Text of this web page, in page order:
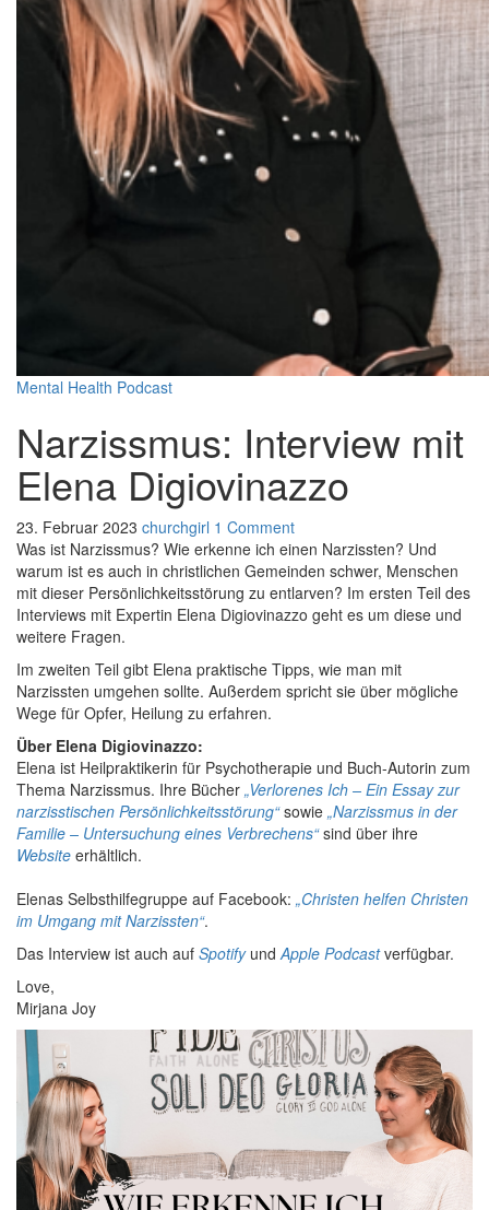
Mental Health Podcast
Narzissmus: Interview mit
Elena Digiovinazzo
23. Februar 2023 churchgirl 1 Comment
Was ist Narzissmus? Wie erkenne ich einen Narzissten? Und
warum ist es auch in christlichen Gemeinden schwer, Menschen
mit dieser Persönlichkeitsstörung zu entlarven? Im ersten Teil des
Interviews mit Expertin Elena Digiovinazzo geht es um diese und
weitere Fragen.
Im zweiten Teil gibt Elena praktische Tipps, wie man mit
Narzissten umgehen sollte. Außerdem spricht sie über mögliche
Wege für Opfer, Heilung zu erfahren.
Über Elena Digiovinazzo:
Elena ist Heilpraktikerin für Psychotherapie und Buch-Autorin zum
Thema Narzissmus. Ihre Bücher „Verlorenes Ich – Ein Essay zur
narzisstischen Persönlichkeitsstörung“ sowie „Narzissmus in der
Familie – Untersuchung eines Verbrechens“sind über ihre
Website erhältlich.
Elenas Selbsthilfegruppe auf Facebook: „Christen helfen Christen
im Umgang mit Narzissten“.
Das Interview ist auch auf SpotifyundApple Podcastverfügbar.
Love,
Mirjana Joy